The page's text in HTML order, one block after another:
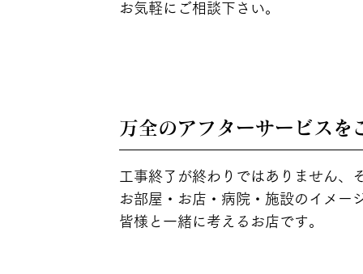
お気軽にご相談下さい。
万全のアフターサービスを
工事終了が終わりではありません、
お部屋・お店・病院・施設のイメー
皆様と一緒に考えるお店です。